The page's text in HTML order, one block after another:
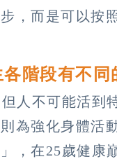
，而是可以按
階段有不同
人不可能活到
為強化身體活
，在25歲健康